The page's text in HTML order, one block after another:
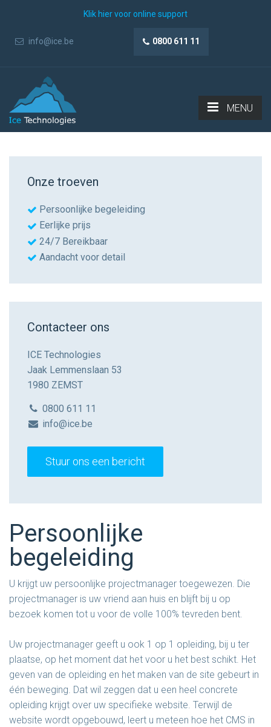
Klik hier voor online support
info@ice.be 0800 611 11
MENU
Onze troeven
Persoonlijke begeleiding
Eerlijke prijs
24/7 Bereikbaar
Aandacht voor detail
Contacteer ons
ICE Technologies
Jaak Lemmenslaan 53
1980 ZEMST
0800 611 11
info@ice.be
Stuur ons een bericht
Persoonlijke
begeleiding
U krijgt uw persoonlijke projectmanager toegewezen. Die
projectmanager is uw vriend aan huis en blijft bij u op
bezoek komen tot u voor de volle 100% tevreden bent.
Uw projectmanager geeft u ook 1 op 1 opleiding, bij u ter
plaatse, op het moment dat het voor u het best schikt. Het
geven van de opleiding en het maken van de site gebeurt in
één beweging. Dat wil zeggen dat u een heel concrete
opleiding krijgt over uw specifieke website. Terwijl de
website wordt opgebouwd, leert u meteen hoe het CMS in